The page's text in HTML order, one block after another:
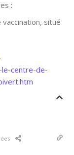
:
situé
centre-de-